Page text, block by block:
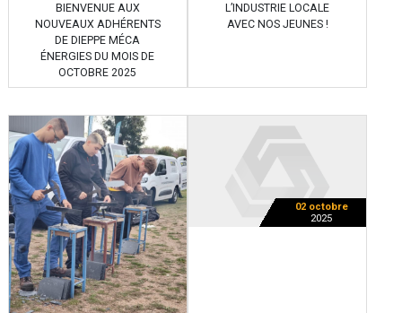
BIENVENUE AUX
NOUVEAUX ADHÉRENTS
DE DIEPPE MÉCA
ÉNERGIES DU MOIS DE
OCTOBRE 2025
L’INDUSTRIE LOCALE
AVEC NOS JEUNES !
02 octobre
2025